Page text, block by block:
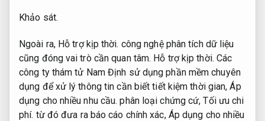
Khảo sát.
Ngoài ra, Hỗ trợ kịp thời. công nghệ phân tích dữ liệu
cũng đóng vai trò cần quan tâm. Hỗ trợ kịp thời. Các
công ty thám tử Nam Định sử dụng phần mềm chuyên
dụng để xử lý thông tin cần biết tiết kiệm thời gian,Áp
dụng cho nhiều nhu cầu. phân loại chứng cứ,Tối ưu chi
phí. từ đó đưa ra báo cáo chính xác, Áp dụng cho nhiều